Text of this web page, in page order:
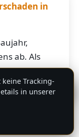
in
ab. Als
und
bis
uns die
uns eine
💬
Tracking-
in unserer